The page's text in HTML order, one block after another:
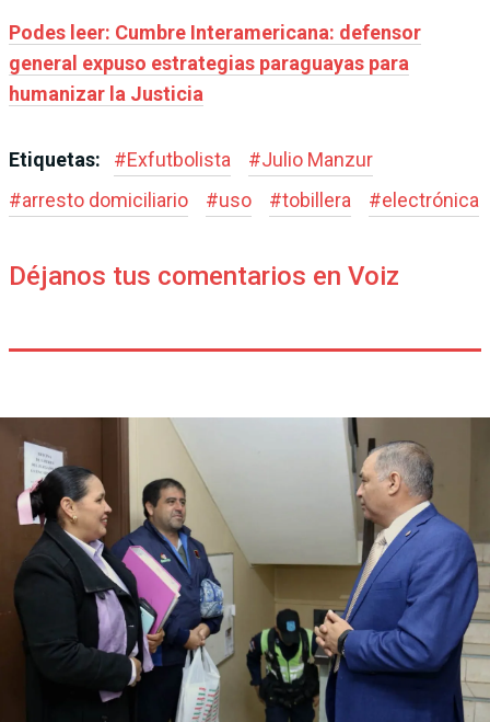
Podes leer: Cumbre Interamericana: defensor
general expuso estrategias paraguayas para
humanizar la Justicia
Etiquetas: #Exfutbolista #Julio Manzur
#arresto domiciliario #uso #tobillera #electrónica
Déjanos tus comentarios en Voiz